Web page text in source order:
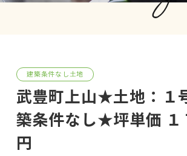
建築条件なし土地
武豊町上山★土地：１
築条件なし★坪単価 １
円